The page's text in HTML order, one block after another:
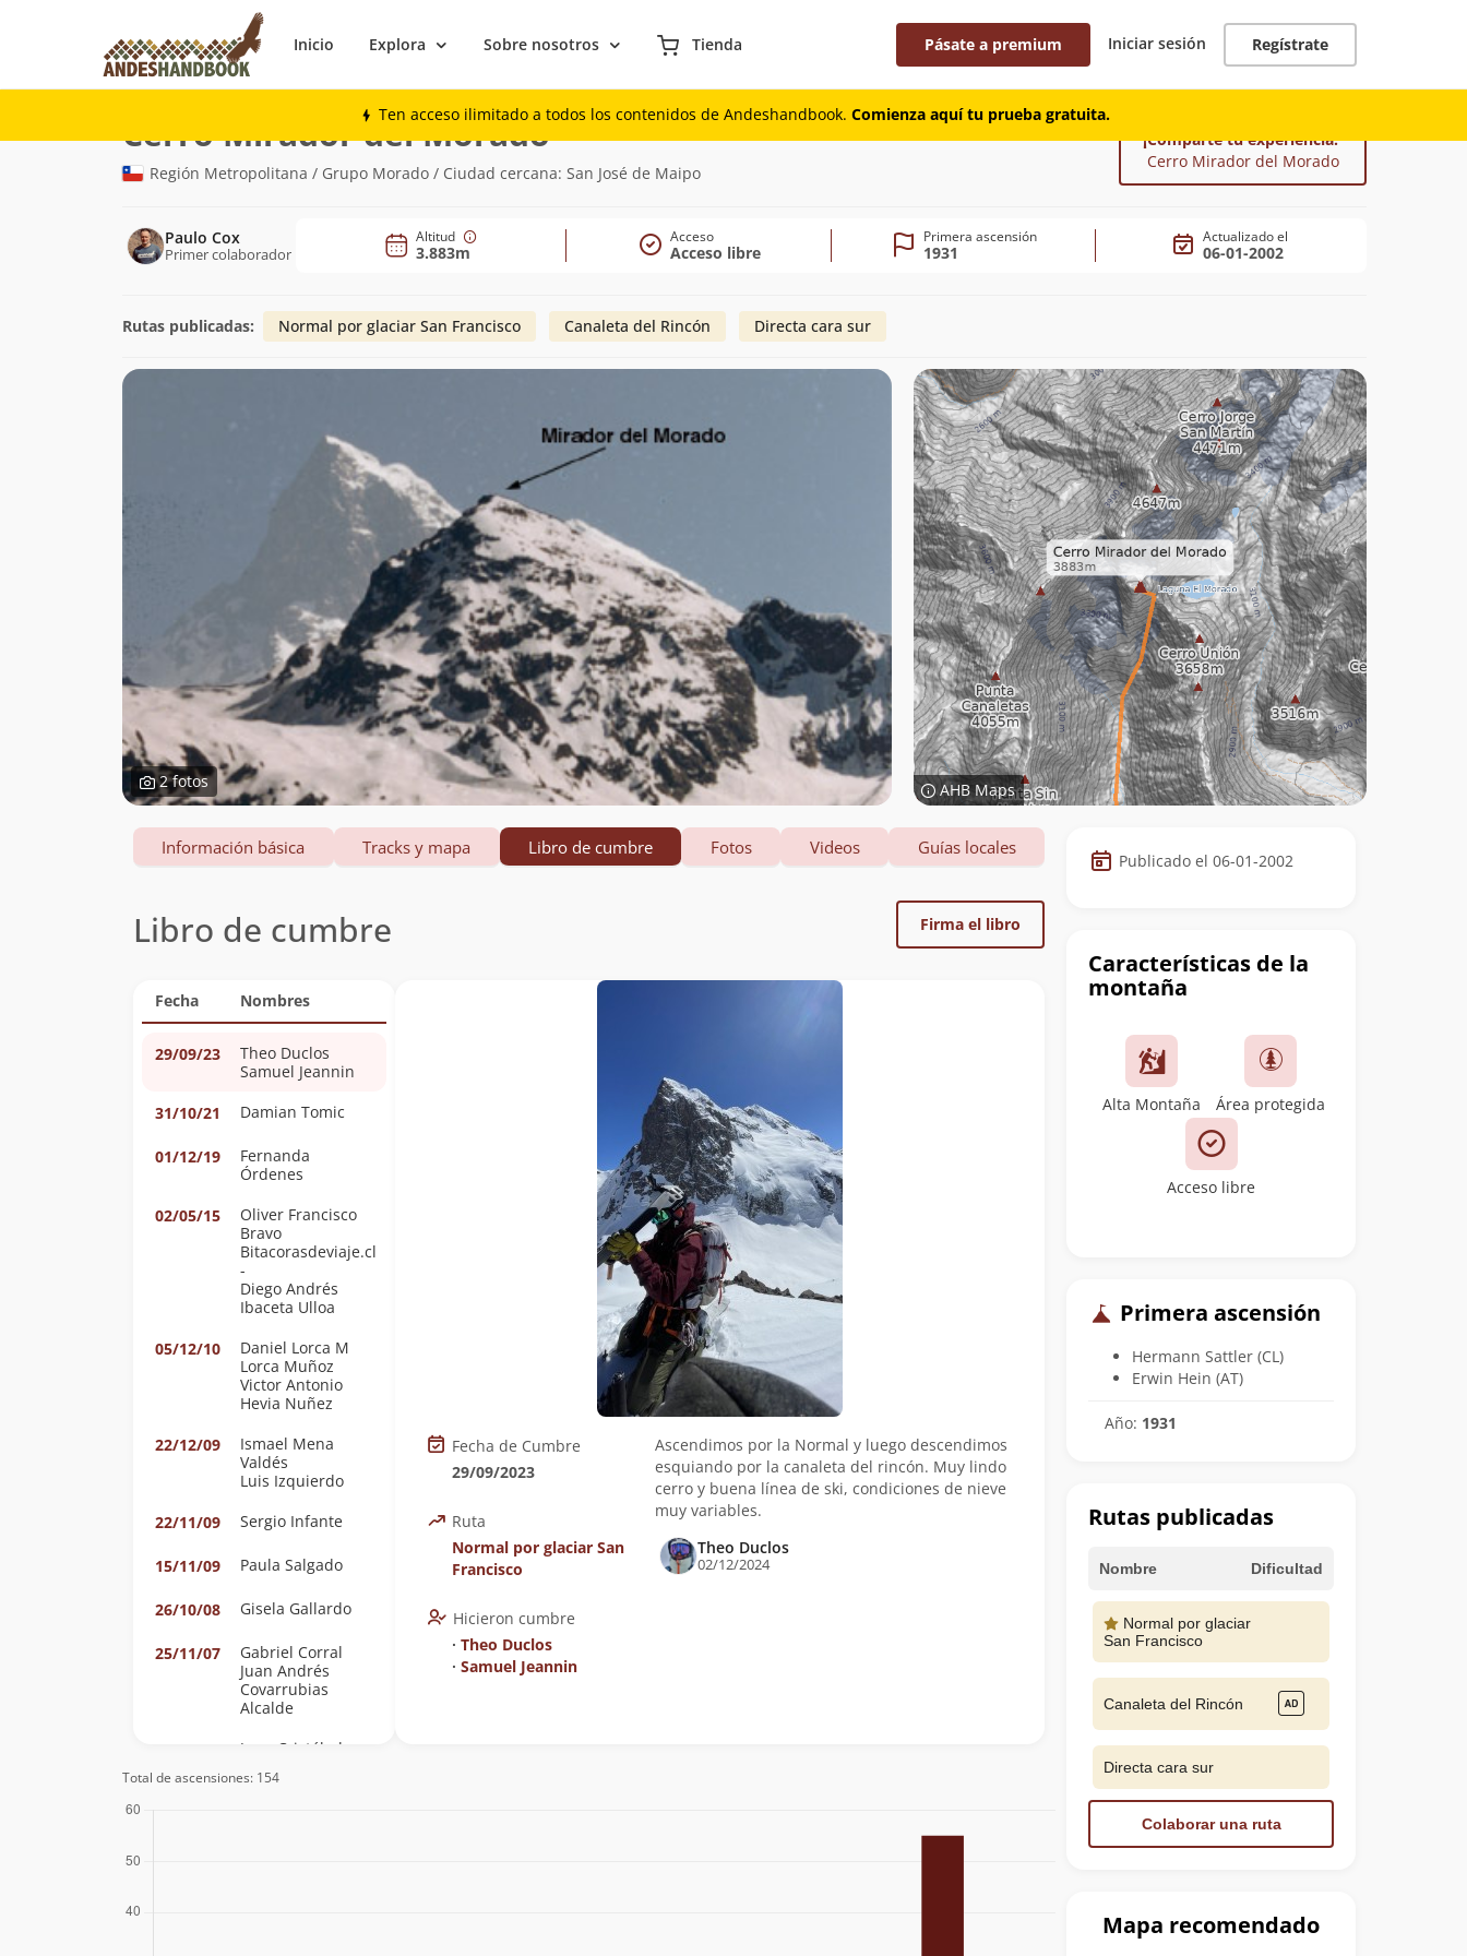
Inicio Explora Sobre nosotros Tienda Pásate a premium Iniciar sesión Regístrate
Ten acceso ilimitado a todos los contenidos de Andeshandbook. Comienza aquí tu prueba gratuita.
Montaña
Cerro Mirador del Morado(3.883m)
Región Metropolitana / Grupo Morado / Ciudad cercana: San José de Maipo
¡Comparte tu experiencia!
Cerro Mirador del Morado
Paulo Cox
Primer colaborador
Altitud
3.883m
Acceso
Acceso libre
Primera ascensión
1931
Actualizado el
06-01-2002
Rutas publicadas: Normal por glaciar San Francisco Canaleta del Rincón Directa cara sur
2 fotos AHB Maps
Datos
de
cumbre
Publicado el 06-01-2002
Características de la
montaña
Alta Montaña Área protegida
Acceso libre
Primera ascensión
Hermann Sattler (CL)
Erwin Hein (AT)
Año: 1931
Rutas publicadas
Nombre Dificultad
Normal por glaciar
San Francisco
Canaleta del Rincón
Directa cara sur
Colaborar una ruta
Mapa recomendado
Información básica Tracks y mapa Libro de cumbre Fotos Videos Guías locales
Libro de cumbre Firma el libro
Fecha Nombres
29/09/23
Theo Duclos
Samuel Jeannin
31/10/21
Damian Tomic
01/12/19
Fernanda
Órdenes
02/05/15
Oliver Francisco
Bravo
Bitacorasdeviaje.cl
-
Diego Andrés
Ibaceta Ulloa
05/12/10
Daniel Lorca M
Lorca Muñoz
Victor Antonio
Hevia Nuñez
22/12/09
Ismael Mena
Valdés
Luis Izquierdo
22/11/09
Sergio Infante
15/11/09 Paula Salgado
26/10/08 Gisela Gallardo
25/11/07
Gabriel Corral
Juan Andrés
Covarrubias
Alcalde
Juan Cristóbal
Luis Francisco
Fecha de Cumbre
29/09/2023
Ruta
Normal por glaciar San
Francisco
Hicieron cumbre
∙ Theo Duclos
∙ Samuel Jeannin
Ascendimos por la Normal y luego descendimos
esquiando por la canaleta del rincón. Muy lindo
cerro y buena línea de ski, condiciones de nieve
muy variables.
Theo Duclos
02/12/2024
Total de ascensiones: 154